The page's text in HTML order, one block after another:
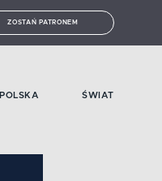
ZOSTAŃ PATRONEM
POLSKA ŚWIAT